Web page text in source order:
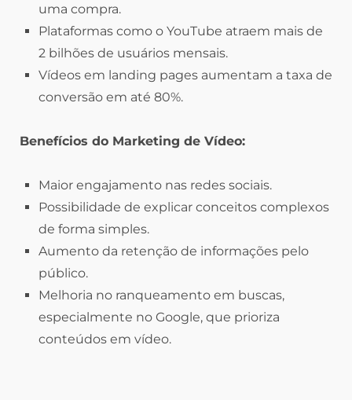
uma compra.
Plataformas como o YouTube atraem mais de
2 bilhões de usuários mensais.
Vídeos em landing pages aumentam a taxa de
conversão em até 80%.
Benefícios do Marketing de Vídeo:
Maior engajamento nas redes sociais.
Possibilidade de explicar conceitos complexos
de forma simples.
Aumento da retenção de informações pelo
público.
Melhoria no ranqueamento em buscas,
especialmente no Google, que prioriza
conteúdos em vídeo.